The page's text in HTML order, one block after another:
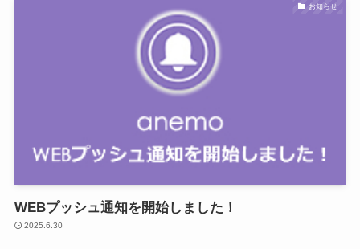
お知らせ
WEBプッシュ通知を開始しました！
2025.6.30